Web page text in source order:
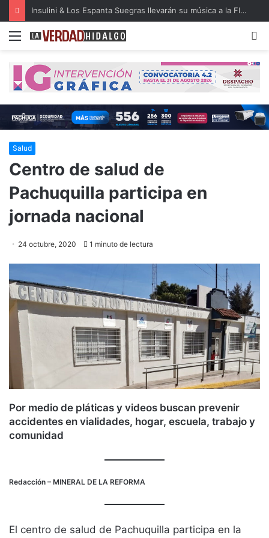
Insulini & Los Espanta Suegras llevarán su música a la FILIJ Hidalgo
Menu
Salud
Centro de salud de
Pachuquilla participa en
jornada nacional
24 octubre, 2020 1 minuto de lectura
Por medio de pláticas y videos buscan prevenir
accidentes en vialidades, hogar, escuela, trabajo y
comunidad
Redacción – MINERAL DE LA REFORMA
El centro de salud de Pachuquilla participa en la